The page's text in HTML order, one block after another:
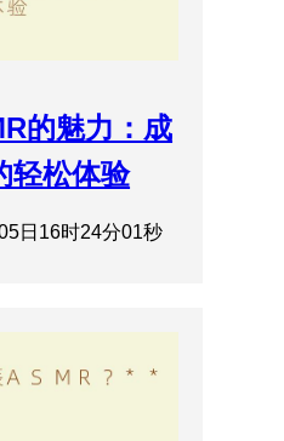
的魅力：成
轻松体验
日16时24分01秒